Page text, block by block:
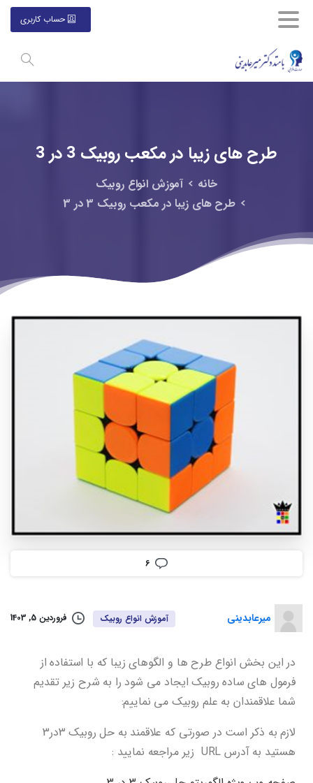
حساب کاربری
طرح های زیبا در مکعب روبیک 3 در 3
خانه
آموزش انواع روبيک
طرح های زیبا در مکعب روبیک 3 در 3
6
میرعابدینی آموزش انواع روبيک فروردین 5, 1403
در این بخش انواع طرح ها و الگوهای زیبا که با استفاده از
فرمول های ساده روبیک ایجاد می شود را به شرح زیر تقدیم
شما علاقمندان به علم روبیک می نماییم:
لازم به ذکر است در صورتی که علاقمند به حل روبیک 3در3
هستید به آدرس URL زیر مراجعه نمایید :